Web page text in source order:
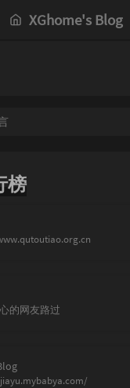
XGhome's Blog
榜
的网友路过